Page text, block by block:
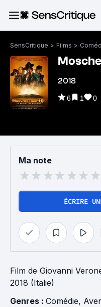
SensCritique > Films >
2018
6 1 0
Ma note
ÉCRIRE
Film de Giovanni
2018 (Italie)
Genres : Comédie,